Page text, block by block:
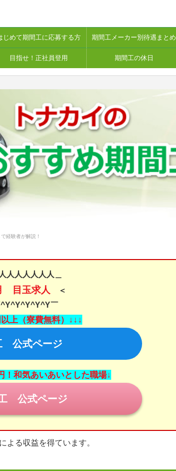
じめて期間工に応募する方 期間工メーカー別待遇まとめ
目指せ！正社員登用 期間工の休日
経験者が解説！
人人人人人人＿
目玉求人
＜
￣
上（寮費無料）↓↓↓
公式ページ
！和気あいあいとした職場↓
公式ページ
る収益を得ています。